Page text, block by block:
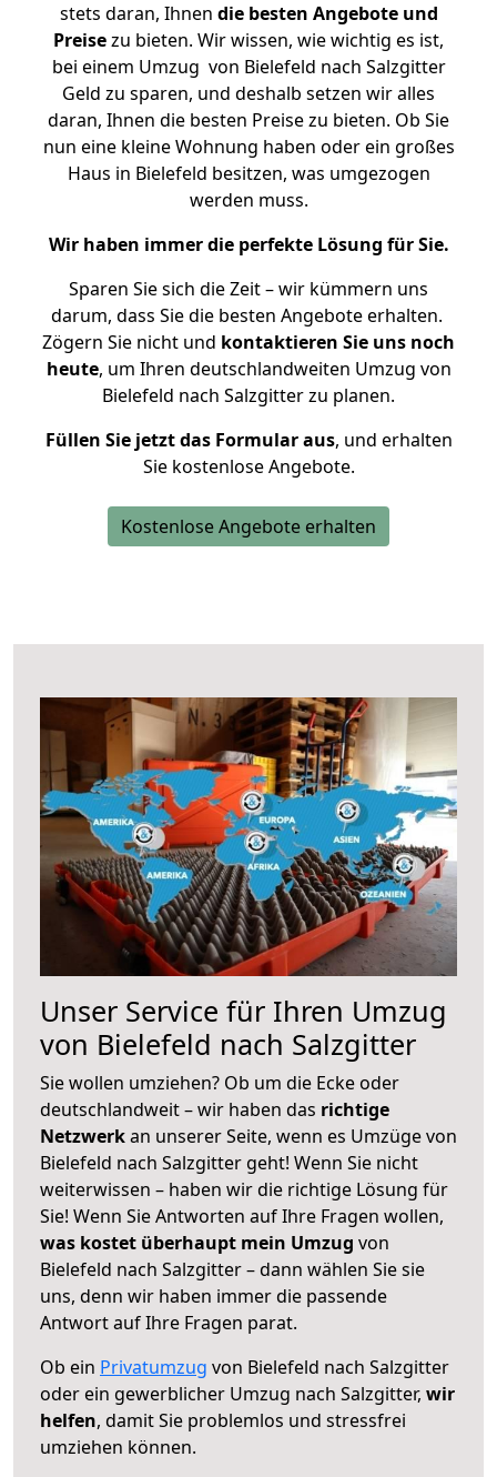
stets daran, Ihnen die besten Angebote und
Preisezu bieten. Wir wissen, wie wichtig es ist,
bei einem Umzug von Bielefeld nach Salzgitter
Geld zu sparen, und deshalb setzen wir alles
daran, Ihnen die besten Preise zu bieten. Ob Sie
nun eine kleine Wohnung haben oder ein großes
Haus in Bielefeld besitzen, was umgezogen
werden muss.
Wir haben immer die perfekte Lösung für Sie.
Sparen Sie sich die Zeit – wir kümmern uns
darum, dass Sie die besten Angebote erhalten.
Zögern Sie nicht und kontaktieren Sie uns noch
heute, um Ihren deutschlandweiten Umzug von
Bielefeld nach Salzgitter zu planen.
Füllen Sie jetzt das Formular aus, und erhalten
Sie kostenlose Angebote.
Kostenlose Angebote erhalten
Unser Service für Ihren Umzug
von Bielefeld nach Salzgitter
Sie wollen umziehen? Ob um die Ecke oder
deutschlandweit – wir haben das richtige
Netzwerkan unserer Seite, wenn es Umzüge von
Bielefeld nach Salzgitter geht! Wenn Sie nicht
weiterwissen – haben wir die richtige Lösung für
Sie! Wenn Sie Antworten auf Ihre Fragen wollen,
was kostet überhaupt mein Umzug von
Bielefeld nach Salzgitter – dann wählen Sie sie
uns, denn wir haben immer die passende
Antwort auf Ihre Fragen parat.
Ob ein Privatumzug von Bielefeld nach Salzgitter
oder ein gewerblicher Umzug nach Salzgitter, wir
helfen, damit Sie problemlos und stressfrei
umziehen können.